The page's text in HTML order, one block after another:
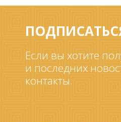
Если вы хотите
и последних
контакты.